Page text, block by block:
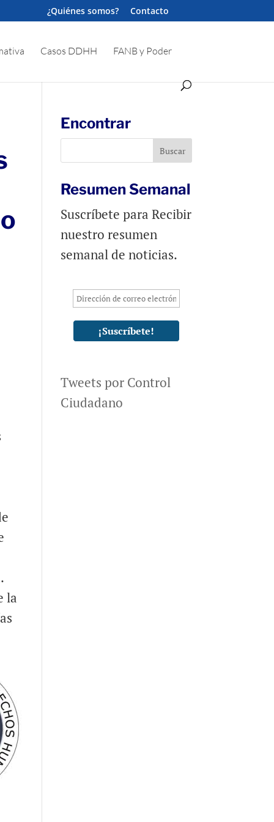
¿Quiénes somos? Contacto
Casos DDHH FANB y Poder
la
Encontrar
Resumen Semanal
Suscríbete para Recibir
nuestro resumen
semanal de noticias.
Tweets por Control
Ciudadano